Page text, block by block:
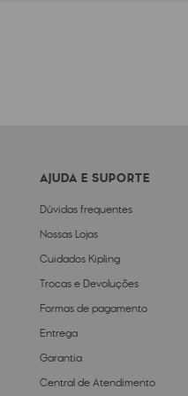
AJUDA E SUPORTE
Dúvidas frequentes
Nossas Lojas
Cuidados Kipling
Trocas e Devoluções
Formas de pagamento
Entrega
Garantia
Central de Atendimento